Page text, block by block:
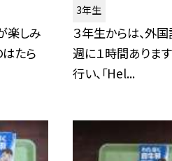
楽しみ
はたら
3年生
３年生からは、外
週に１時間ありま
行い、「Hel...